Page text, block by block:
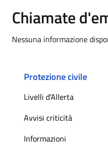
Chiamate
Nessuna informazione
Protezione civile
Livelli d'Allerta
Avvisi criticità
Informazioni